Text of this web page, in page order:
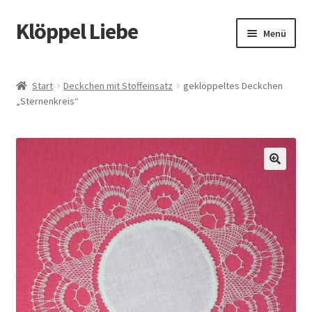
Zur
Navigation
Zum
Inhalt
Klöppel Liebe Menü
Allgemeine Geschäftsbedingungen
Blog
Datenschutzerklärung
Echtheit von Bewertungen
Impressum
Start Deckchen mit Stoffeinsatz
geklöppeltes Deckchen
„Sternenkreis“